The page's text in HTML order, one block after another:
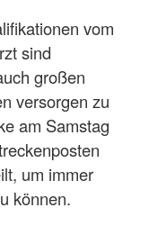
vom
sind
großen
versorgen zu
am Samstag
um immer
können.